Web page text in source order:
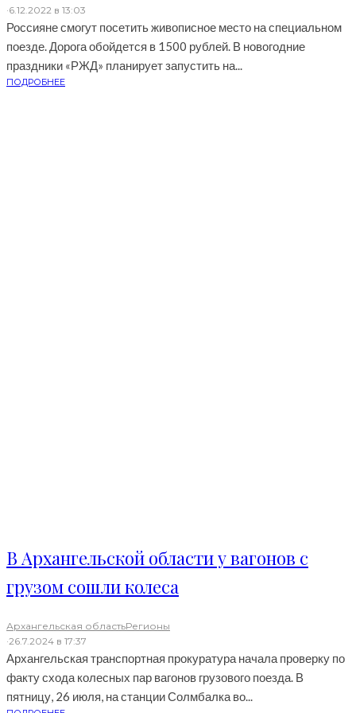
·6.12.2022 в 13:03
Россияне смогут посетить живописное место на специальном
поезде. Дорога обойдется в 1500 рублей. В новогодние
праздники «РЖД» планирует запустить на...
ПОДРОБНЕЕ
В Архангельской области у вагонов с
грузом сошли колеса
Архангельская областьРегионы
·26.7.2024 в 17:37
Архангельская транспортная прокуратура начала проверку по
факту схода колесных пар вагонов грузового поезда. В
пятницу, 26 июля, на станции Солмбалка во...